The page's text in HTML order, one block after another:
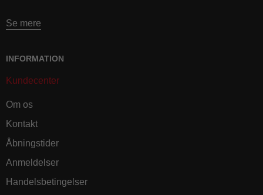
Se mere
INFORMATION
Kundecenter
Om os
Kontakt
Åbningstider
Anmeldelser
Handelsbetingelser